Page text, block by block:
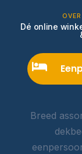
Dé online
Breed